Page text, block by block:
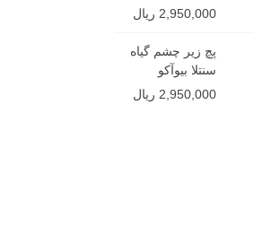
2,950,000 ریال
پچ زیر چشم گیاه
سنتلا بیوآکو
2,950,000 ریال